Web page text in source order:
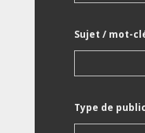
Sujet / mot-
Type de